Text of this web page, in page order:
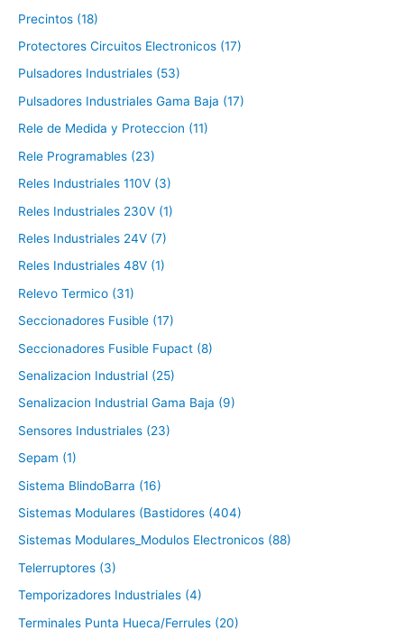
Precintos (18)
Protectores Circuitos Electronicos (17)
Pulsadores Industriales (53)
Pulsadores Industriales Gama Baja (17)
Rele de Medida y Proteccion (11)
Rele Programables (23)
Reles Industriales 110V (3)
Reles Industriales 230V (1)
Reles Industriales 24V (7)
Reles Industriales 48V (1)
Relevo Termico (31)
Seccionadores Fusible (17)
Seccionadores Fusible Fupact (8)
Senalizacion Industrial (25)
Senalizacion Industrial Gama Baja (9)
Sensores Industriales (23)
Sepam (1)
Sistema BlindoBarra (16)
Sistemas Modulares (Bastidores (404)
Sistemas Modulares_Modulos Electronicos (88)
Telerruptores (3)
Temporizadores Industriales (4)
Terminales Punta Hueca/Ferrules (20)